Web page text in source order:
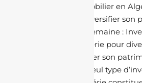
Investir dans l’immobilier en
stratégique pour diversifier son
Thématique de la semaine :
l’immobilier en Algérie pour
patrimoine Diversifier son
de dépendre d’un seul type